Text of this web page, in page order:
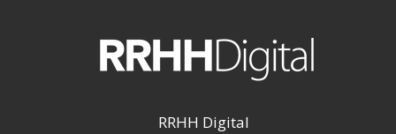
RRHH Digital